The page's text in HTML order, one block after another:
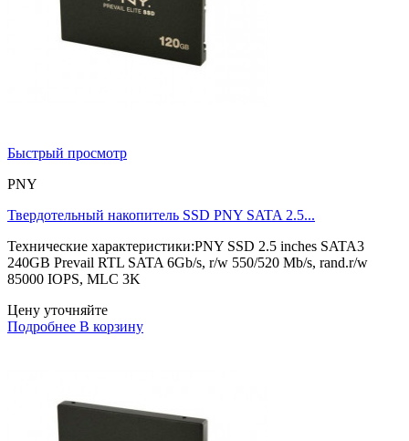
Быстрый просмотр
PNY
Твердотельный накопитель SSD PNY SATA 2.5...
Технические характеристики:PNY SSD 2.5 inches SATA3
240GB Prevail RTL SATA 6Gb/s, r/w 550/520 Mb/s, rand.r/w
85000 IOPS, MLC 3K
Цену уточняйте
Подробнее В корзину